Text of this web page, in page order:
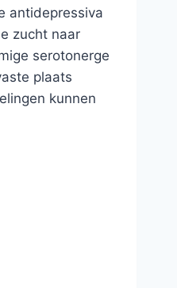
antidepressiva
zucht naar
serotonerge
plaats
kunnen